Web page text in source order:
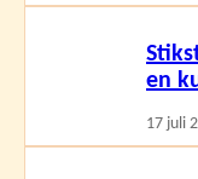
en
17 juli